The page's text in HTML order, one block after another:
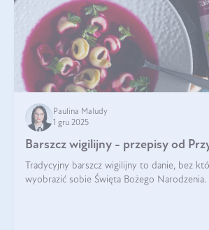
Paulina Maludy
1 gru 2025
Barszcz wigilijny - przepisy od
Tradycyjny barszcz wigilijny to danie, bez
wyobrazić sobie Święta Bożego Narodzenia.